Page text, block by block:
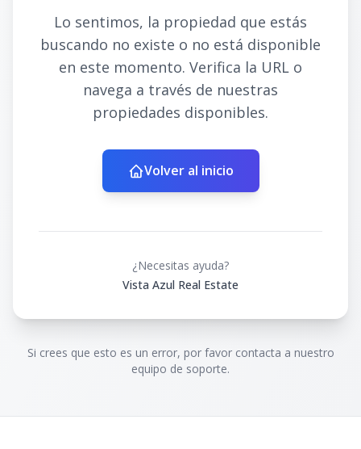
Lo sentimos, la propiedad que estás
buscando no existe o no está disponible
en este momento. Verifica la URL o
navega a través de nuestras
propiedades disponibles.
Volver al inicio
¿Necesitas ayuda?
Vista Azul Real Estate
Si crees que esto es un error, por favor contacta a nuestro
equipo de soporte.